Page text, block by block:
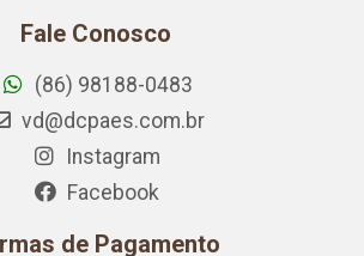
Fale Conosco
(86) 98188-0483
vd@dcpaes.com.br
Instagram
Facebook
de Pagamento